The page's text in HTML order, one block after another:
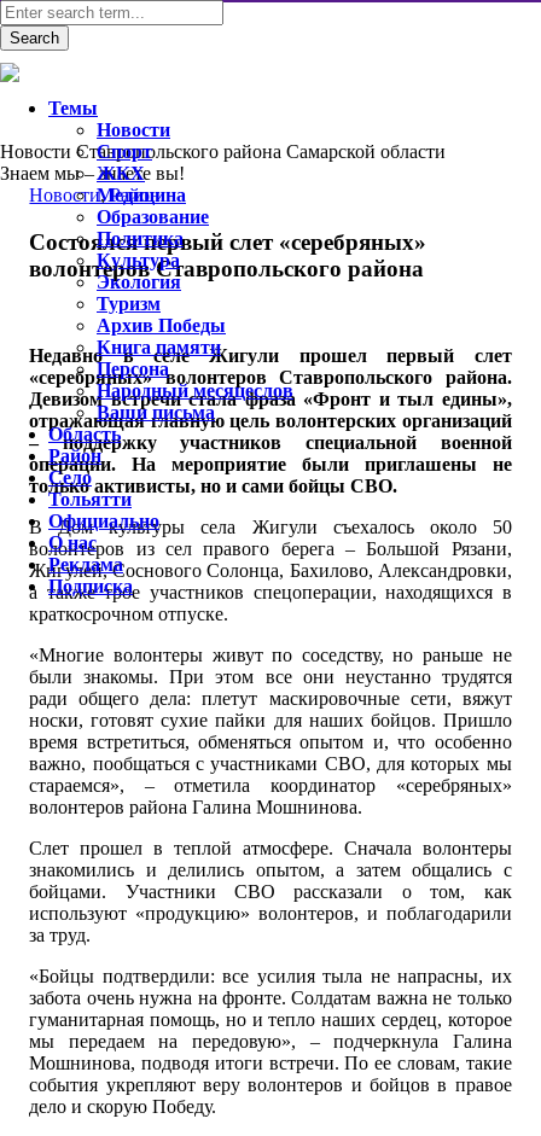
Новости Ставропольского района Самарской области
Знаем мы – знаете вы!
Новости,Район
Состоялся первый слет «серебряных»
волонтеров Ставропольского района
Недавно в селе Жигули прошел первый слет
«серебряных» волонтеров Ставропольского района.
Девизом встречи стала фраза «Фронт и тыл едины»,
отражающая главную цель волонтерских организаций
– поддержку участников специальной военной
операции. На мероприятие были приглашены не
только активисты, но и сами бойцы СВО.
В Дом культуры села Жигули съехалось около 50
волонтеров из сел правого берега – Большой Рязани,
Жигулей, Соснового Солонца, Бахилово, Александровки,
а также трое участников спецоперации, находящихся в
краткосрочном отпуске.
«Многие волонтеры живут по соседству, но раньше не
были знакомы. При этом все они неустанно трудятся
ради общего дела: плетут маскировочные сети, вяжут
носки, готовят сухие пайки для наших бойцов. Пришло
время встретиться, обменяться опытом и, что особенно
важно, пообщаться с участниками СВО, для которых мы
стараемся», – отметила координатор «серебряных»
волонтеров района Галина Мошнинова.
Слет прошел в теплой атмосфере. Сначала волонтеры
знакомились и делились опытом, а затем общались с
бойцами. Участники СВО рассказали о том, как
используют «продукцию» волонтеров, и поблагодарили
за труд.
«Бойцы подтвердили: все усилия тыла не напрасны, их
забота очень нужна на фронте. Солдатам важна не только
гуманитарная помощь, но и тепло наших сердец, которое
мы передаем на передовую», – подчеркнула Галина
Мошнинова, подводя итоги встречи. По ее словам, такие
события укрепляют веру волонтеров и бойцов в правое
дело и скорую Победу.
Темы
Новости
Спорт
ЖКХ
Медицина
Образование
Политика
Культура
Экология
Туризм
Архив Победы
Книга памяти
Персона
Народный месяцеслов
Ваши письма
Область
Район
Село
Тольятти
Официально
О нас
Реклама
Подписка